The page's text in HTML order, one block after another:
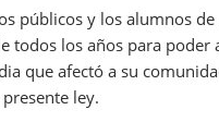
públicos y los alumnos
todos los años para
que afectó a su
ley.